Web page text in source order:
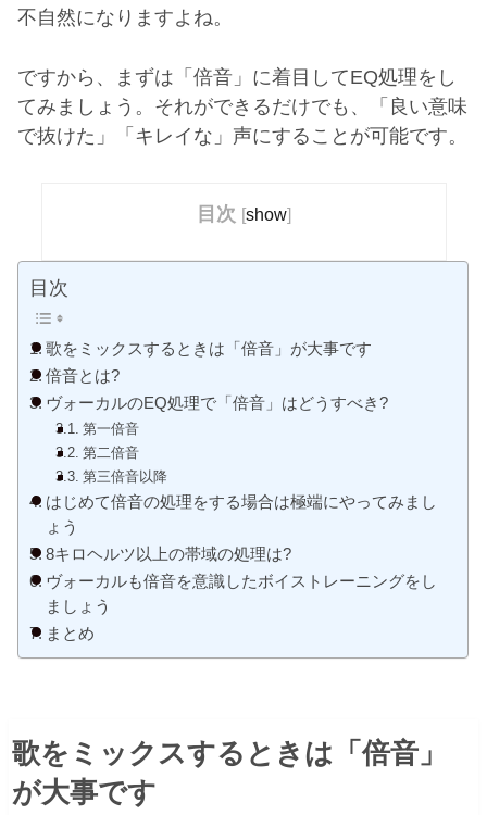
不自然になりますよね。
ですから、まずは「倍音」に着目してEQ処理をし
てみましょう。それができるだけでも、「良い意味
で抜けた」「キレイな」声にすることが可能です。
目次 [show]
目次
歌をミックスするときは「倍音」が大事です
倍音とは?
ヴォーカルのEQ処理で「倍音」はどうすべき?
第一倍音
第二倍音
第三倍音以降
はじめて倍音の処理をする場合は極端にやってみまし
ょう
8キロヘルツ以上の帯域の処理は?
ヴォーカルも倍音を意識したボイストレーニングをし
ましょう
まとめ
歌をミックスするときは「倍音」
が大事です